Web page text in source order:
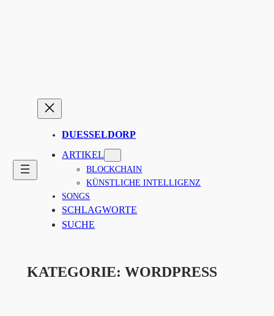
DUESSELDORP
ARTIKEL
BLOCKCHAIN
KÜNSTLICHE INTELLIGENZ
SONGS
SCHLAGWORTE
SUCHE
KATEGORIE: WORDPRESS